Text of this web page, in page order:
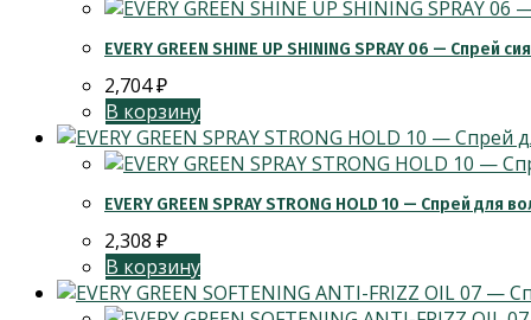
EVERY GREEN SHINE UP SHINING SPRAY 06 —
2,704₽
В корзину
EVERY GREEN SPRAY STRONG HOLD 10 — Спрей для
2,308 ₽
В корзину